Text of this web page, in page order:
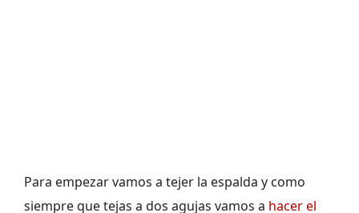
Para empezar vamos a tejer la espalda y como
siempre que tejas a dos agujas vamos a hacer el